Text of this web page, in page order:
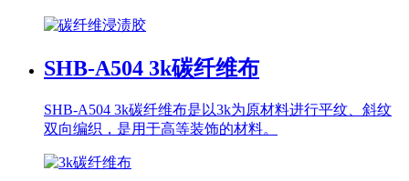
SHB-A504 3k碳纤维布
SHB-A504 3k碳纤维布是以3k为原材料进行平纹、斜纹
双向编织，是用于高等装饰的材料。